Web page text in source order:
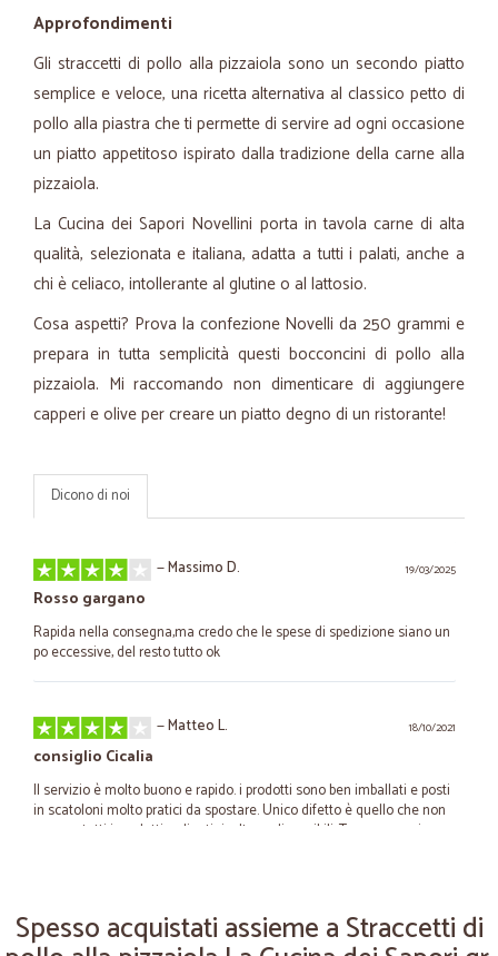
Approfondimenti
Gli straccetti di pollo alla pizzaiola sono un secondo piatto
semplice e veloce, una ricetta alternativa al classico petto di
pollo alla piastra che ti permette di servire ad ogni occasione
un piatto appetitoso ispirato dalla tradizione della carne alla
pizzaiola.
La Cucina dei Sapori Novellini porta in tavola carne di alta
qualità, selezionata e italiana, adatta a tutti i palati, anche a
chi è celiaco, intollerante al glutine o al lattosio.
Cosa aspetti? Prova la confezione Novelli da 250 grammi e
prepara in tutta semplicità questi bocconcini di pollo alla
pizzaiola. Mi raccomando non dimenticare di aggiungere
capperi e olive per creare un piatto degno di un ristorante!
Dicono di noi
19/03/2025
—Massimo D.
Rosso gargano
Rapida nella consegna,ma credo che le spese di spedizione siano un
po eccessive, del resto tutto ok
18/10/2021
—Matteo L.
consiglio Cicalia
Il servizio è molto buono e rapido. i prodotti sono ben imballati e posti
in scatoloni molto pratici da spostare. Unico difetto è quello che non
sempre tutti i prodotti ordinati risultano disponibili. Tengo a precisare
28/07/2021
—Sabrina A.
Spesso acquistati assieme a Straccetti di